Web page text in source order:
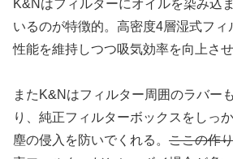
K&Nはフィルターにオイルを染み込
いるのが特徴的。高密度4層湿式フ
性能を維持しつつ吸気効率を向上させ
またK&Nはフィルター周囲のラバー
り、純正フィルターボックスをしっ
塵の侵入を防いでくれる。 ここの作